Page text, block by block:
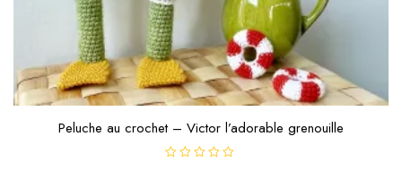
Peluche au crochet – Victor l’adorable grenouille